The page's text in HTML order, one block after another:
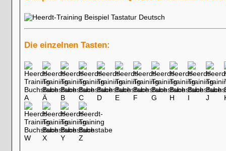
Die einzelnen Tasten: